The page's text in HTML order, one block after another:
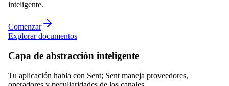
inteligente.
Comenzar
Explorar documentos
Capa de abstracción inteligente
Tu aplicación habla con Sent; Sent maneja proveedores,